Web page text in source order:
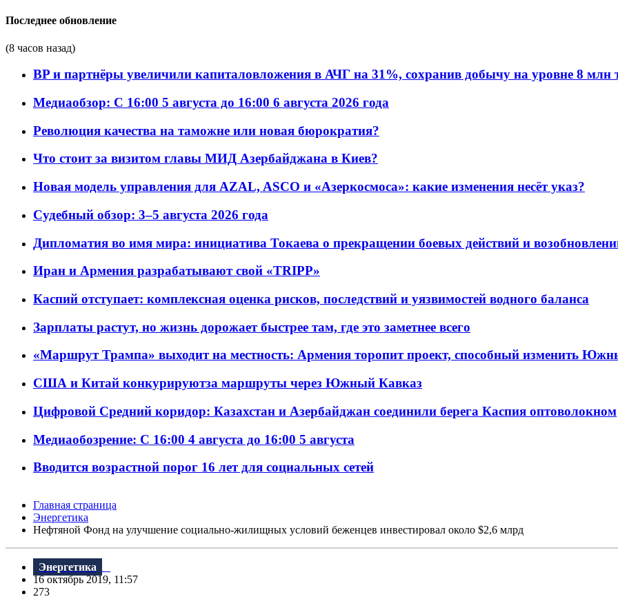
Последнее обновление
(8 часов назад)
BP и партнёры увеличили капиталовложения в АЧГ на 31%, сохранив добычу на уровне 8 млн
Медиаобзор: С 16:00 5 августа до 16:00 6 августа 2026 года
Революция качества на таможне или новая бюрократия?
Что стоит за визитом главы МИД Азербайджана в Киев?
Новая модель управления для AZAL, ASCO и «Азеркосмоса»: какие изменения несёт указ?
Судебный обзор: 3–5 августа 2026 года
Дипломатия во имя мира: инициатива Токаева о прекращении боевых действий и
Иран и Армения разрабатывают свой «TRIPP»
Каспий отступает: комплексная оценка рисков, последствий и уязвимостей водного баланса
Зарплаты растут, но жизнь дорожает быстрее там, где это заметнее всего
«Маршрут Трампа» выходит на местность: Армения торопит проект, способный изменить
США и Китай конкурируютза маршруты через Южный Кавказ
Цифровой Средний коридор: Казахстан и Азербайджан соединили берега Каспия оптоволокном
Медиаобозрение: С 16:00 4 августа до 16:00 5 августа
Вводится возрастной порог 16 лет для социальных сетей
Главная страница
Энергетика
Нефтяной Фонд на улучшение социально-жилищных условий беженцев инвестировал около $2,6 млрд
Энергетика
16 октябрь 2019, 11:57
273